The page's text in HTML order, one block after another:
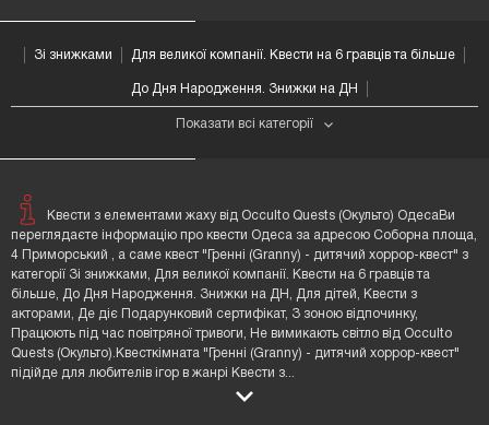
Зі знижками Для великої компанії. Квести на 6 гравців та більше
До Дня Народження. Знижки на ДН
Показати всі категорії
Квести з елементами жаху від Occulto Quests (Окульто) ОдесаВи
переглядаєте інформацію про квести Одеса за адресою Соборна площа,
4 Приморський , а саме квест "Гренні (Granny) - дитячий хоррор-квест" з
категорії Зі знижками, Для великої компанії. Квести на 6 гравців та
більше, До Дня Народження. Знижки на ДН, Для дітей, Квести з
акторами, Де діє Подарунковий сертифікат, З зоною відпочинку,
Працюють під час повітряної тривоги, Не вимикають світло від Occulto
Quests (Окульто).Квесткімната "Гренні (Granny) - дитячий хоррор-квест"
підійде для любителів ігор в жанрі Квести з...